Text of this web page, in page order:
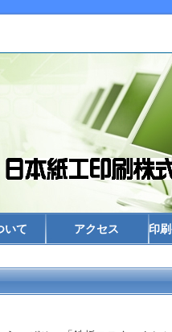
いて アクセス 印